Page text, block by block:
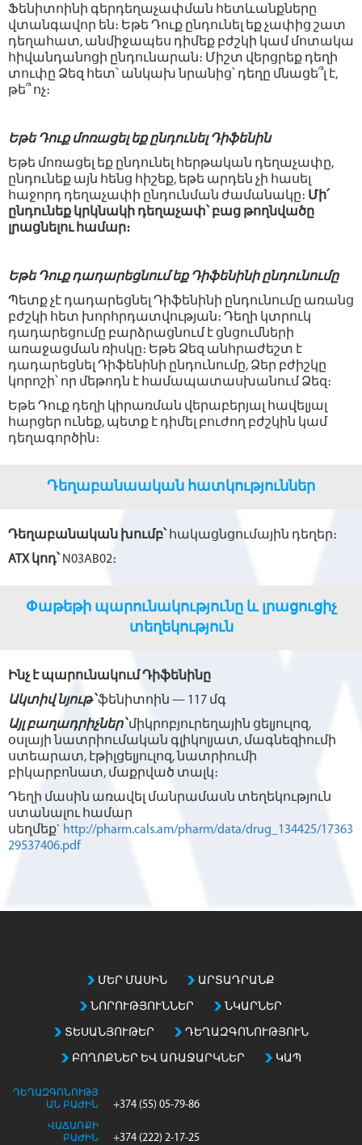
Ֆենիտոինի գերդեղաչափման հետևանքները
վտանգավոր են։ Եթե Դուք ընդունել եք չափից շատ
դեղահատ, անմիջապես դիմեք բժշկի կամ մոտակա
հիվանդանոցի ընդունարան։ Միշտ վերցրեք դեղի
տուփը Ձեզ հետ՝ անկախ նրանից՝ դեղը մնացե՞լ է,
թե՞ ոչ։
Եթե Դուք մոռացել եք ընդունել Դիֆենին
Եթե մոռացել եք ընդունել հերթական դեղաչափը,
ընդունեք այն հենց հիշեք, եթե արդեն չի հասել
հաջորդ դեղաչափի ընդունման ժամանակը։ Մի՛
ընդունեք կրկնակի դեղաչափ՝ բաց թողնվածը
լրացնելու համար։
Եթե Դուք դադարեցնում եք Դիֆենինի ընդունումը
Պետք չէ դադարեցնել Դիֆենինի ընդունումը առանց
բժշկի հետ խորհրդատվության։ Դեղի կտրուկ
դադարեցումը բարձրացնում է ցնցումների
առաջացման ռիսկը։ Եթե Ձեզ անհրաժեշտ է
դադարեցնել Դիֆենինի ընդունումը, Ձեր բժիշկը
կորոշի՝ որ մեթոդն է համապատասխանում Ձեզ։
Եթե Դուք դեղի կիրառման վերաբերյալ հավելյալ
հարցեր ունեք, պետք է դիմել բուժող բժշկին կամ
դեղագործին։
Դեղաբանաական հատկություններ
Դեղաբանական խումբ՝ հակացնցումային դեղեր։
ATX կոդ՝ N03AB02։
Փաթեթի պարունակությունը և լրացուցիչ
տեղեկություն
Ինչ է պարունակում Դիֆենինը
Ակտիվ նյութ՝ ֆենիտոին — 117 մգ
Այլ բաղադրիչներ՝ միկրոբյուրեղային ցելյուլոզ,
օսլայի նատրիումական գլիկոլյատ, մագնեզիումի
ստեարատ, էթիլցելյուլոզ, նատրիումի
բիկարբոնատ, մաքրված տալկ։
Դեղի մասին առավել մանրամասն տեղեկություն
ստանալու համար
սեղմեք` http://pharm.cals.am/pharm/data/drug_134425/17363
29537406.pdf
ՄԵՐ ՄԱՍԻՆ ԱՐՏԱԴՐԱՆՔ
ՆՈՐՈՒԹՅՈՒՆՆԵՐ ՆԿԱՐՆԵՐ
ՏԵՍԱՆՅՈՒԹԵՐ ԴԵՂԱԶԳՈՆՈՒԹՅՈՒՆ
ԲՈՂՈՔՆԵՐ ԵՎ ԱՌԱՋԱՐԿՆԵՐ ԿԱՊ
ԴԵՂԱԶԳՈՆՈՒԹՅ
ԱՆ ԲԱԺԻՆ
+374 (55) 05-79-86
ՎԱՃԱՌՔԻ
ԲԱԺԻՆ
+374 (222) 2-17-25